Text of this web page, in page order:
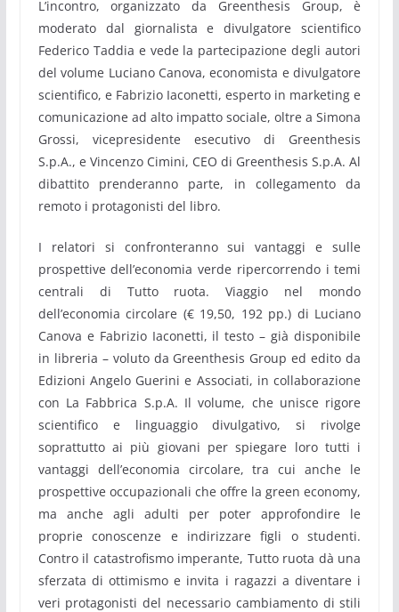
L’incontro, organizzato da Greenthesis Group, è
moderato dal giornalista e divulgatore scientifico
Federico Taddia e vede la partecipazione degli autori
del volume Luciano Canova, economista e divulgatore
scientifico, e Fabrizio Iaconetti, esperto in marketing e
comunicazione ad alto impatto sociale, oltre a Simona
Grossi, vicepresidente esecutivo di Greenthesis
S.p.A., e Vincenzo Cimini, CEO di Greenthesis S.p.A. Al
dibattito prenderanno parte, in collegamento da
remoto i protagonisti del libro.
I relatori si confronteranno sui vantaggi e sulle
prospettive dell’economia verde ripercorrendo i temi
centrali di Tutto ruota. Viaggio nel mondo
dell’economia circolare (€ 19,50, 192 pp.) di Luciano
Canova e Fabrizio Iaconetti, il testo – già disponibile
in libreria – voluto da Greenthesis Group ed edito da
Edizioni Angelo Guerini e Associati, in collaborazione
con La Fabbrica S.p.A. Il volume, che unisce rigore
scientifico e linguaggio divulgativo, si rivolge
soprattutto ai più giovani per spiegare loro tutti i
vantaggi dell’economia circolare, tra cui anche le
prospettive occupazionali che offre la green economy,
ma anche agli adulti per poter approfondire le
proprie conoscenze e indirizzare figli o studenti.
Contro il catastrofismo imperante, Tutto ruota dà una
sferzata di ottimismo e invita i ragazzi a diventare i
veri protagonisti del necessario cambiamento di stili